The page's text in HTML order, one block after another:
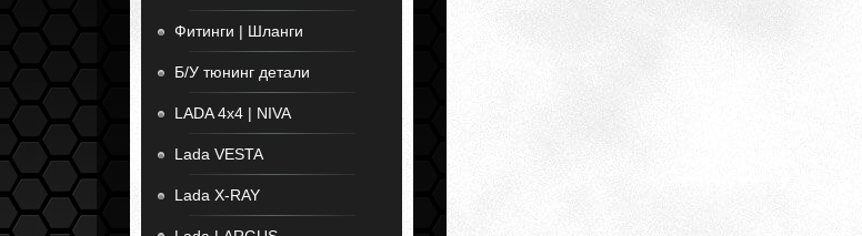
Фитинги | Шланги
Б/У тюнинг детали
LADA 4x4 | NIVA
Lada VESTA
Lada X-RAY